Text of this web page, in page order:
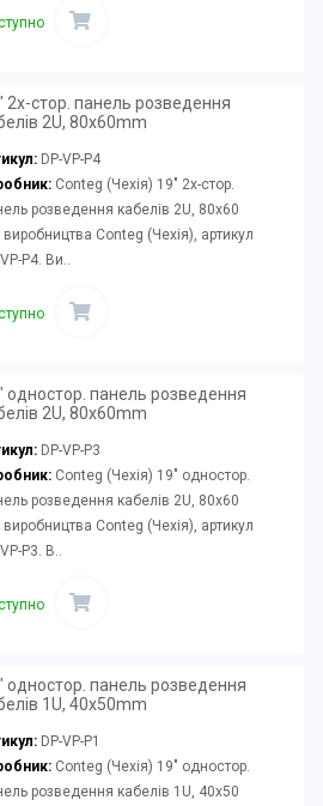
2х-стор. панель розведення
2U, 80x60mm
DP-VP-P4
Conteg (Чехія) 19" 2х-стор.
розведення кабелів 2U, 80x60
Conteg (Чехія), артикул
P4. Ви..
одностор. панель розведення
2U, 80x60mm
DP-VP-P3
Conteg (Чехія) 19" одностор.
розведення кабелів 2U, 80x60
Conteg (Чехія), артикул
P3. В..
одностор. панель розведення
1U, 40x50mm
DP-VP-P1
Conteg (Чехія) 19" одностор.
розведення кабелів 1U, 40x50